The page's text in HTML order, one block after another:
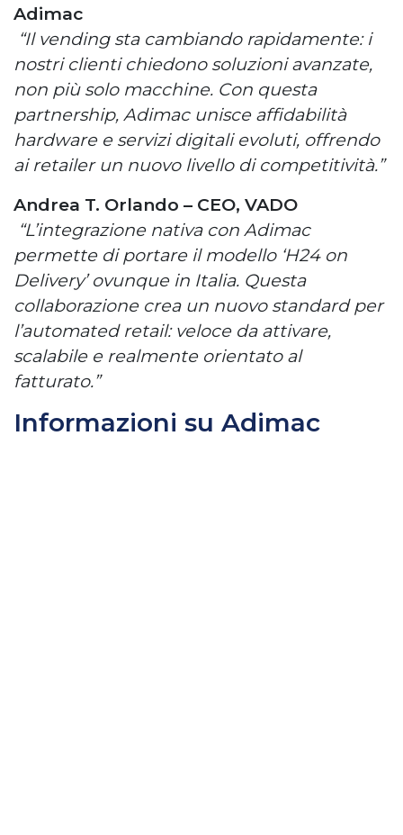
Adimac
“Il vending sta cambiando rapidamente: i
nostri clienti chiedono soluzioni avanzate,
non più solo macchine. Con questa
partnership, Adimac unisce affidabilità
hardware e servizi digitali evoluti, offrendo
ai retailer un nuovo livello di competitività.”
Andrea T. Orlando – CEO, VADO
“L’integrazione nativa con Adimac
permette di portare il modello ‘H24 on
Delivery’ ovunque in Italia. Questa
collaborazione crea un nuovo standard per
l’automated retail: veloce da attivare,
scalabile e realmente orientato al
fatturato.”
Informazioni su Adimac